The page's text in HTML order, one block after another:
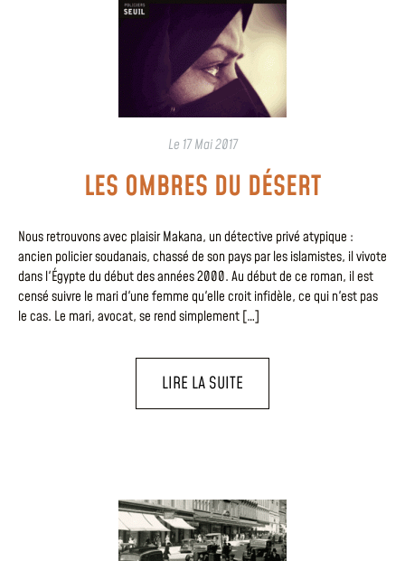
Le 17 Mai 2017
LES OMBRES DU DÉSERT
Nous retrouvons avec plaisir Makana, un détective privé atypique :
ancien policier soudanais, chassé de son pays par les islamistes, il vivote
dans l'Égypte du début des années 2000. Au début de ce roman, il est
censé suivre le mari d'une femme qu'elle croit infidèle, ce qui n'est pas
le cas. Le mari, avocat, se rend simplement […]
LIRE LA SUITE